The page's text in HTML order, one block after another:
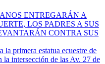
ENTREGARÁN A
LOS PADRES A SUS
CONTRA SUS
primera estatua ecuestre de
la intersección de las Av. 27 de